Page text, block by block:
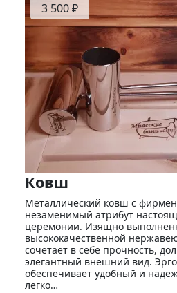
3 500 ₽
Ковш
Металлический ковш с
незаменимый атрибут
церемонии. Изящно
высококачественной
сочетает в себе прочность,
элегантный внешний вид.
обеспечивает удобный и
легко…